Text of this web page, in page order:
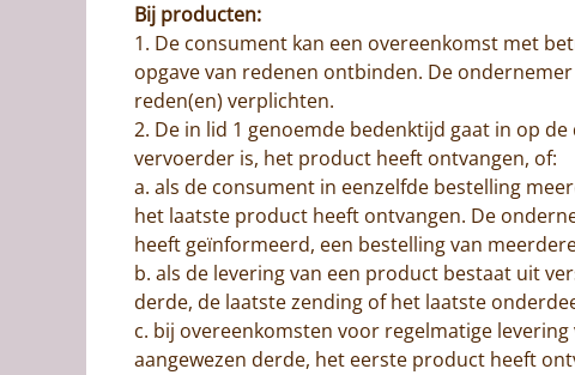
Bij producten:
1. De consument kan een overeenkomst met
opgave van redenen ontbinden. De
reden(en) verplichten.
2. De in lid 1 genoemde bedenktijd gaat in op
vervoerder is, het product heeft ontvangen, of:
a. als de consument in eenzelfde bestelling
het laatste product heeft ontvangen. De
heeft geïnformeerd, een bestelling van
b. als de levering van een product bestaat uit
derde, de laatste zending of het laatste
c. bij overeenkomsten voor regelmatige
aangewezen derde, het eerste product heeft